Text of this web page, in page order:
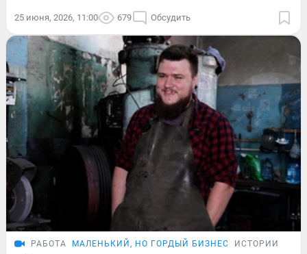
25 июня, 2026, 11:00 679 Обсудить
РАБОТА МАЛЕНЬКИЙ, НО ГОРДЫЙ БИЗНЕС ИСТОРИИ